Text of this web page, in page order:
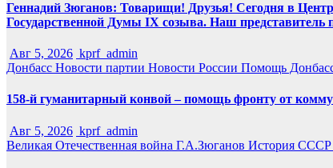
Геннадий Зюганов: Товарищи! Друзья! Сегодня в
Государственной Думы IX созыва. Наш
Авг 5, 2026 kprf_admin
Донбасс Новости партии Новости России Помощь
158-й гуманитарный конвой – помощь фронту от
Авг 5, 2026 kprf_admin
Великая Отечественная война Г.А.Зюганов История СССР